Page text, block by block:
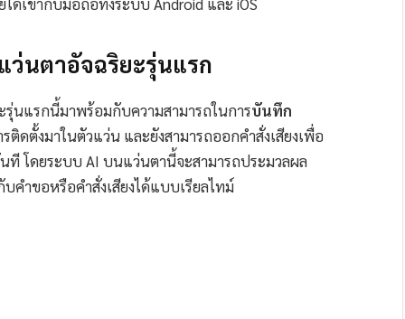
ด้เข้ากับมือถือทั้งระบบ Android และ iOS
ว่นตาอัจฉริยะรุ่นแรก
นแรกนี้มาพร้อมกับความสามารถในการบันทึก
ติดตั้งมาในตัวแว่น และยังสามารถออกคำสั่งเสียงเพื่อ
ที โดยระบบ AI บนแว่นตานี้จะสามารถประมวลผล
ำขอหรือคำสั่งเสียงได้แบบเรียลไทม์